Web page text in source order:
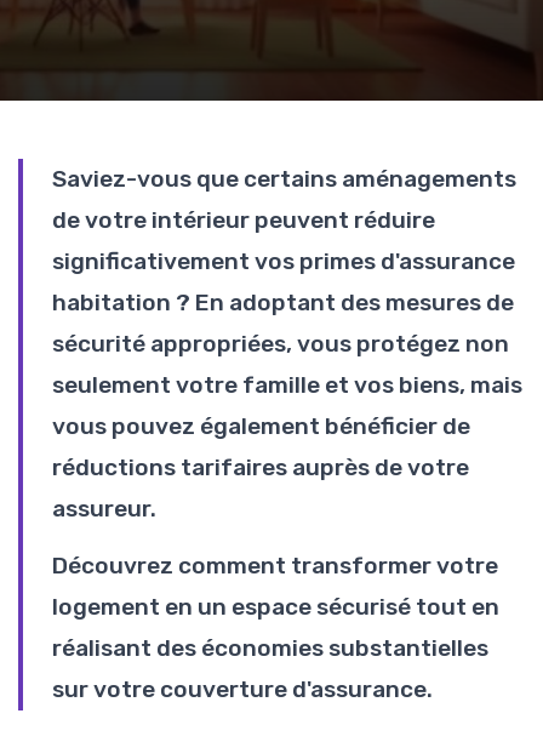
Saviez-vous que certains aménagements
de votre intérieur peuvent réduire
significativement vos primes d'assurance
habitation ? En adoptant des mesures de
sécurité appropriées, vous protégez non
seulement votre famille et vos biens, mais
vous pouvez également bénéficier de
réductions tarifaires auprès de votre
assureur.
Découvrez comment transformer votre
logement en un espace sécurisé tout en
réalisant des économies substantielles
sur votre couverture d'assurance.